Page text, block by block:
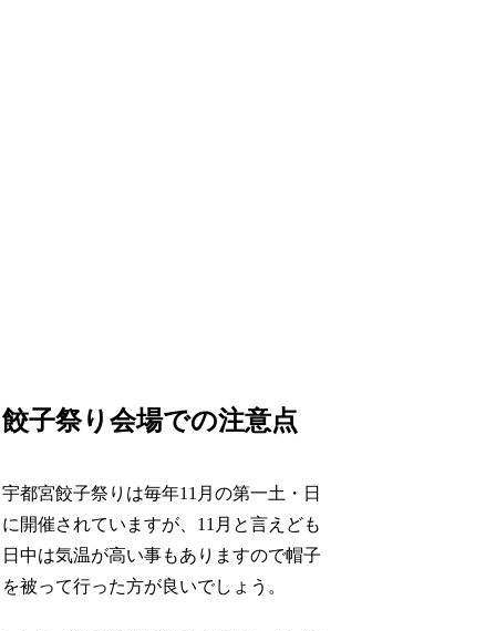
餃子祭り会場での注意点
宇都宮餃子祭りは毎年11月の第一土・日
に開催されていますが、11月と言えども
日中は気温が高い事もありますので帽子
を被って行った方が良いでしょう。